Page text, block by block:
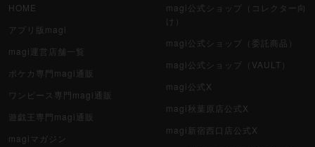
HOME
アプリ版magi
magi運営店舗一覧
ポケカ専門magi通販
ワンピース専門magi通販
遊戯王専門magi通販
magiマガジン
magi公式ショップ（コレクター向
け）
magi公式ショップ（委託商品）
magi公式ショップ（VAULT）
magi公式X
magi秋葉原店公式X
magi新宿西口店公式X